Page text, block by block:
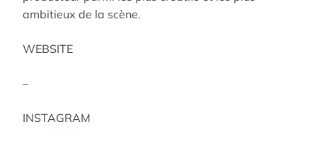
ambitieux de la scène.
WEBSITE
–
INSTAGRAM